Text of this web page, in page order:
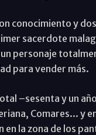
conocimiento y
sacerdote
personaje
para vender más.
–sesenta y un
Comares... y
en la zona de los